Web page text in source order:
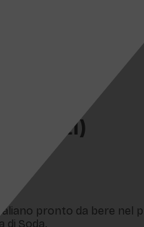
pronto da bere nel
di Soda.